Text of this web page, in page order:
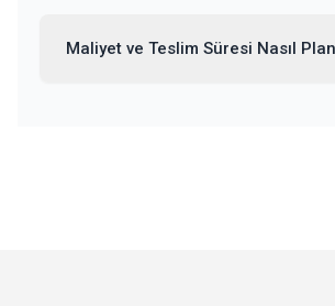
Maliyet ve Teslim Süresi Nasıl